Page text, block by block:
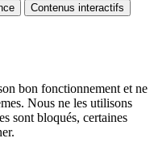
Contenus interactifs
bon fonctionnement et ne
Nous ne les utilisons
sont bloqués, certaines